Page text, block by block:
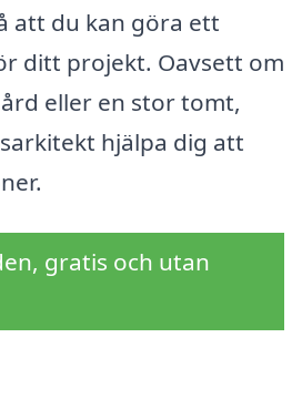
att du kan göra ett
ditt projekt. Oavsett om
eller en stor tomt,
hjälpa dig att
gratis och utan